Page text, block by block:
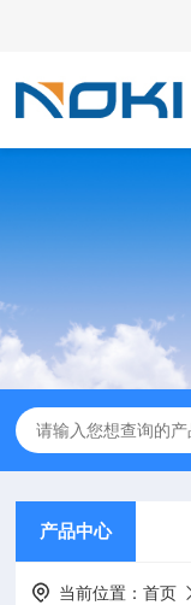
产品中心
当前位置：首页